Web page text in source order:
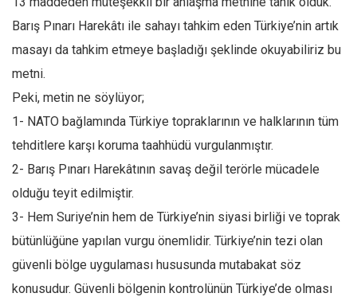
Düşünce
Dosyalar
Barış Pınarı Harekâtı ile sahayı tahkim eden Türkiye’nin artık
masayı da tahkim etmeye başladığı şeklinde okuyabiliriz bu
metni.
Peki, metin ne söylüyor;
1- NATO bağlamında Türkiye topraklarının ve halklarının tüm
tehditlere karşı koruma taahhüdü vurgulanmıştır.
2- Barış Pınarı Harekâtının savaş değil terörle mücadele
olduğu teyit edilmiştir.
3- Hem Suriye’nin hem de Türkiye’nin siyasi birliği ve toprak
bütünlüğüne yapılan vurgu önemlidir. Türkiye’nin tezi olan
güvenli bölge uygulaması hususunda mutabakat söz
konusudur. Güvenli bölgenin kontrolünün Türkiye’de olması